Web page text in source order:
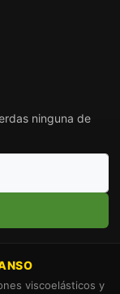
ninguna de
viscoelásticos y